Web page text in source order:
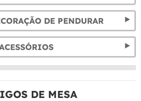
DE PENDURAR
DE MESA